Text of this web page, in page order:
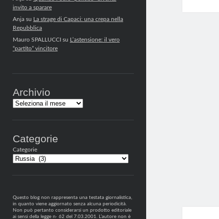
invito a sparare
Anjasu La strage di Capaci: una crepa nella
Repubblica
Mauro SPALLUCCIsu L’astensione: il vero
“partito” vincitore
Archivio
Archivi
Categorie
Categorie
Questo blog non rappresenta una testata giornalistica,
in quanto viene aggiornato senza alcuna periodicità.
Non può pertanto considerarsi un prodotto editoriale
ai sensi della legge n· 62 del 7.03.2001. L’autore non è